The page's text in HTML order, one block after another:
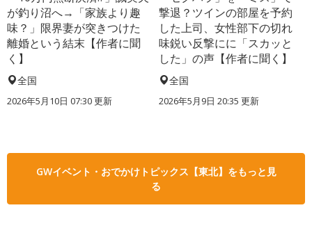
が釣り沼へ→「家族より趣
味？」限界妻が突きつけた
離婚という結末【作者に聞
く】
全国
2026年5月10日 07:30 更新
撃退？ツインの部屋を予約
した上司、女性部下の切れ
味鋭い反撃にに「スカッと
した」の声【作者に聞く】
全国
2026年5月9日 20:35 更新
GWイベント・おでかけトピックス【東北】をもっと見
る